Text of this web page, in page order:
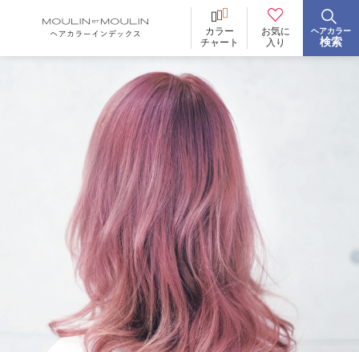
カラー
チャート
お気に
入り
ヘアカラー
検索
BRAND ブランド
ネイチャーディープカラー
ネイチャーディープ スピーディーカラー
TONE 明るさ
低明度 中明度 高明度
BLEACH ブリーチ
なし